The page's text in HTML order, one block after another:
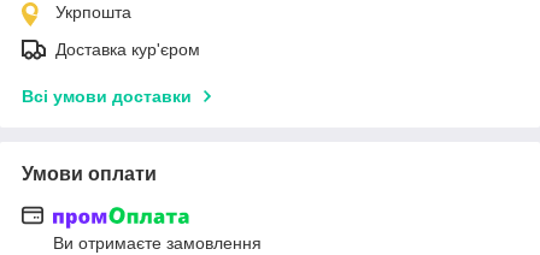
Укрпошта
Доставка кур'єром
Всі умови доставки
Умови оплати
Ви отримаєте замовлення